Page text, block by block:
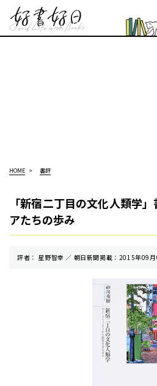
HOME 書評
「新宿二丁目の文化人類学
アたちの歩み
評者： 星野智幸 ／ 朝⽇新聞掲載：2015年09